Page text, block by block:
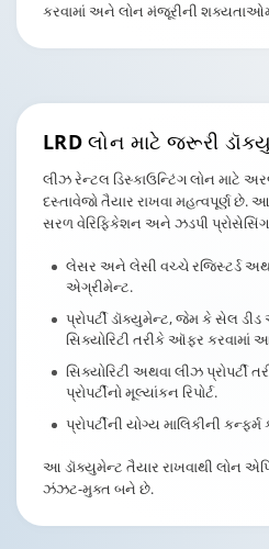
કરવામાં અને લોન મંજૂરીની
LRD લોન માટે જરૂરી
લીઝ રેન્ટલ ડિસ્કાઉન્ટિંગ લોન માટે
દસ્તાવેજો તૈયાર રાખવા મહત્વપૂર્ણ છે.
સરળ વેરિફિકેશન અને ઝડપી
લેસર અને લેસી વચ્ચે રજિસ્ટર્ડ
એગ્રીમેન્ટ.
પ્રોપર્ટી ડૉક્યુમેન્ટ, જેમ કે સેલ
સિક્યોરિટી તરીકે ઑફર કરવામાં
સિક્યોરિટી અથવા લીઝ પ્રોપર્ટી
પ્રોપર્ટીનો મૂલ્યાંકન રિપોર્ટ.
પ્રોપર્ટીની યોગ્ય માલિકીની કન્ફર્મ
આ ડૉક્યુમેન્ટ તૈયાર રાખવાથી લોન
ઝંઝટ-મુક્ત બને છે.